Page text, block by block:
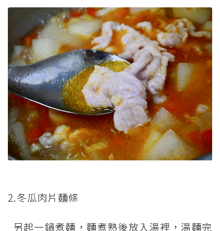
2.冬瓜肉片麵條
另起一鍋煮麵，麵煮熟後放入湯裡，湯麵完